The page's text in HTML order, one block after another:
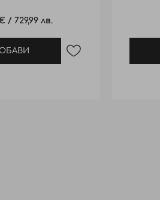
/ 729,99 лв.